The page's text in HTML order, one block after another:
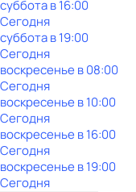
субботав16:00
Сегодня
субботав19:00
Сегодня
воскресенье в08:00
Сегодня
воскресенье в10:00
Сегодня
воскресенье в16:00
Сегодня
воскресенье в19:00
Сегодня